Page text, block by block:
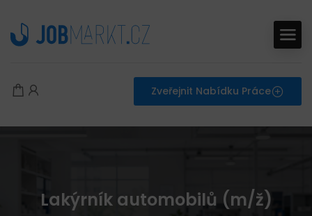
Zveřejnit Nabídku Práce
Lakýrník automobilů (m/ž)